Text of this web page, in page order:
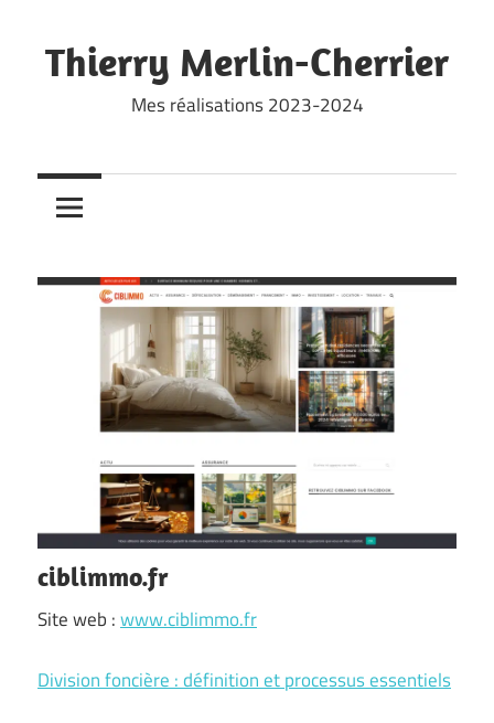
to
content
Thierry Merlin-Cherrier
Mes réalisations 2023-2024
ciblimmo.fr
Site web :www.ciblimmo.fr
Division foncière : définition et processus essentiels